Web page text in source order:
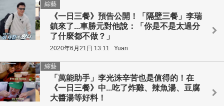
《一日三餐》預告公開！「隔壁三餐」李瑞
鎮來了...車勝元對他說：「你是不是太過分
了什麼都不做？」
綜藝
2020年6月21日 13:11 Yuan
「萬能助手」李光洙辛苦也是值得的！在
《一日三餐》中...吃了炸雞、辣魚湯、豆腐
大醬湯等好料！
綜藝